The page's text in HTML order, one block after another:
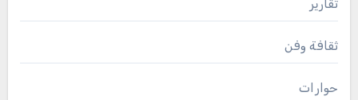
تقارير
ثقافة وفن
حوارات